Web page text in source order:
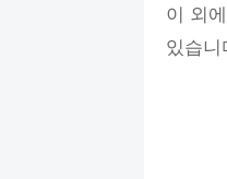
이 외
있습니